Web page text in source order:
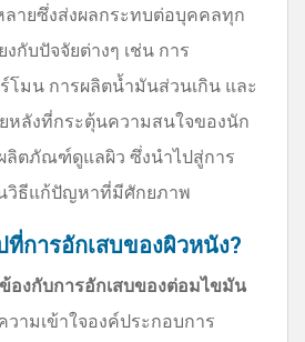
ายซึ่งส่งผลกระทบต่อบุคคลทุก
กับปัจจัยต่างๆ เช่น การ
โมน การผลิตน้ำมันส่วนเกิน และ
หลังที่กระตุ้นความสนใจของนัก
ลิตภัณฑ์ดูแลผิว ซึ่งนำไปสู่การ
วิธีแก้ปัญหาที่มีศักยภาพ
การอักเสบของผิวหนัง?
องกับการอักเสบของต่อมไขมัน
วามเข้าใจองค์ประกอบการ